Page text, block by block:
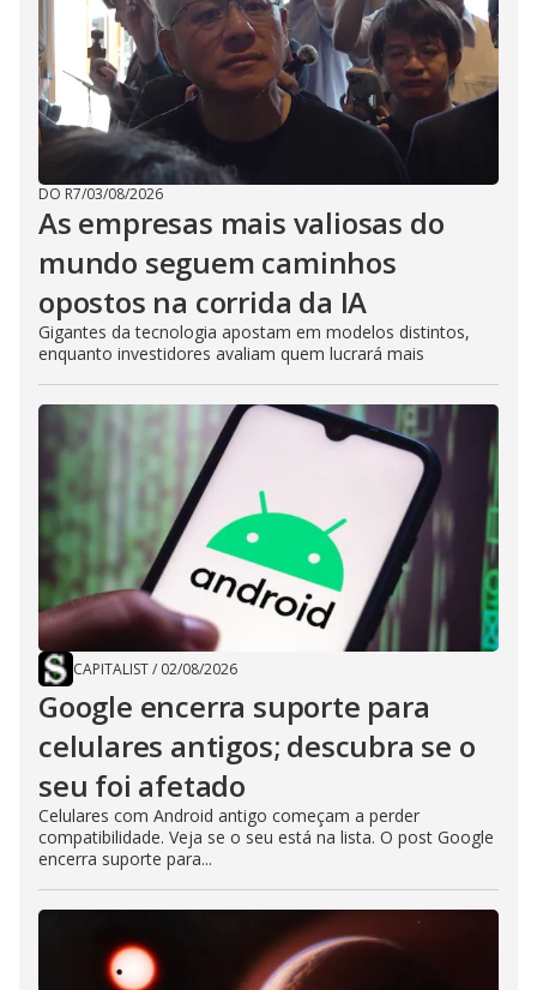
DO R7/03/08/2026
As empresas mais valiosas do
mundo seguem caminhos
opostos na corrida da IA
Gigantes da tecnologia apostam em modelos distintos,
enquanto investidores avaliam quem lucrará mais
CAPITALIST/ 02/08/2026
Google encerra suporte para
celulares antigos; descubra se o
seu foi afetado
Celulares com Android antigo começam a perder
compatibilidade. Veja se o seu está na lista. O post Google
encerra suporte para...